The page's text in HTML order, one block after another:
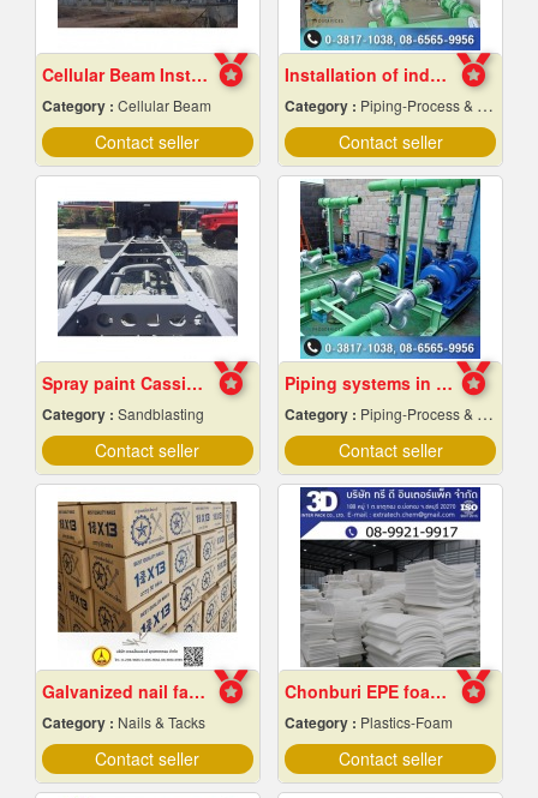
Cellular Beam Installation
Category : Cellular Beam
Contact seller
Installation of industrial piping work
Category : Piping-Process & Industrial
Contact seller
Spray paint Cassie cars, Chonburi
Category : Sandblasting
Contact seller
Piping systems in industrial plants
Category : Piping-Process & Industrial
Contact seller
Galvanized nail factory
Category : Nails & Tacks
Contact seller
Chonburi EPE foam factory
Category : Plastics-Foam
Contact seller